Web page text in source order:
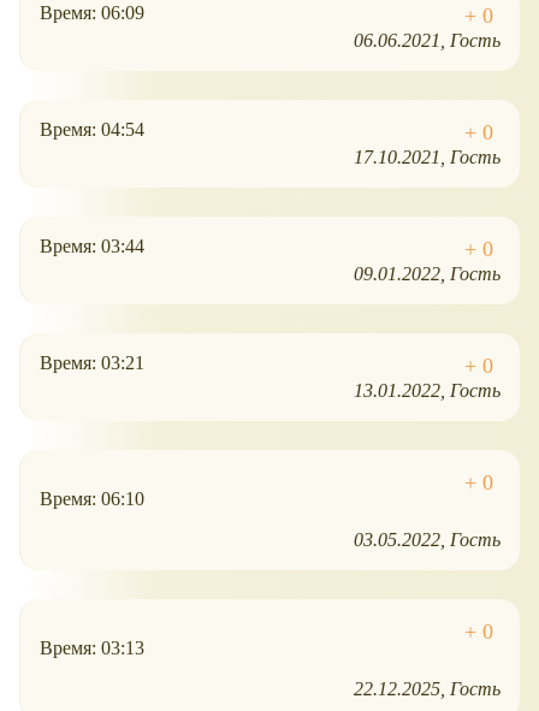
Время: 06:09
06.06.2021
Гость
Время: 04:54
17.10.2021
Гость
Время: 03:44
09.01.2022 Гость
Время: 03:21
13.01.2022 Гость
Время: 06:10
03.05.2022 Гость
Время: 03:13
22.12.2025 Гость